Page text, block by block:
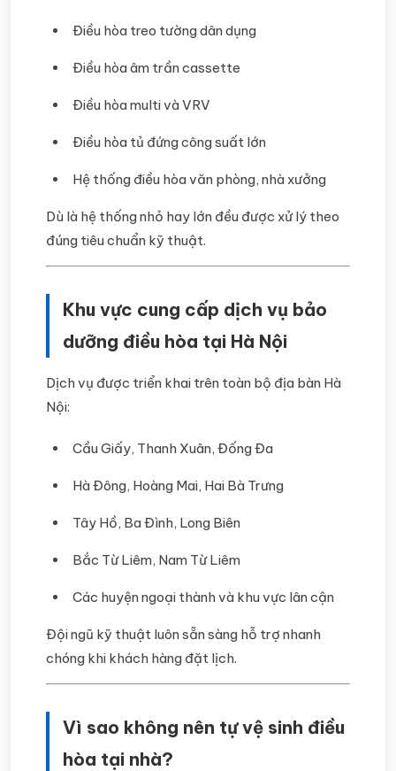
Điều hòa treo tường dân dụng
Điều hòa âm trần cassette
Điều hòa multi và VRV
Điều hòa tủ đứng công suất lớn
Hệ thống điều hòa văn phòng, nhà xưởng
Dù là hệ thống nhỏ hay lớn đều được xử lý theo
đúng tiêu chuẩn kỹ thuật.
Khu vực cung cấp dịch vụ bảo
dưỡng điều hòa tại Hà Nội
Dịch vụ được triển khai trên toàn bộ địa bàn Hà
Nội:
Cầu Giấy, Thanh Xuân, Đống Đa
Hà Đông, Hoàng Mai, Hai Bà Trưng
Tây Hồ, Ba Đình, Long Biên
Bắc Từ Liêm, Nam Từ Liêm
Các huyện ngoại thành và khu vực lân cận
Đội ngũ kỹ thuật luôn sẵn sàng hỗ trợ nhanh
chóng khi khách hàng đặt lịch.
Vì sao không nên tự vệ sinh điều
hòa tại nhà?